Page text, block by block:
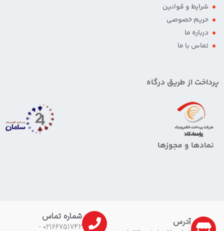
شرایط و قوانین
حریم خصوصی
درباره ما
تماس با ما
پرداخت از طریق درگاه
نمادها و مجوزها
آدرس شماره تماس
02166751742 -